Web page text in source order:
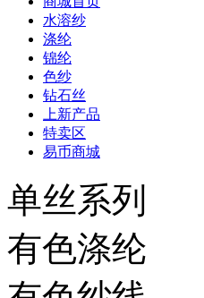
水溶纱
涤纶
锦纶
色纱
钻石丝
上新产品
特卖区
易币商城
单丝系列
有色涤纶